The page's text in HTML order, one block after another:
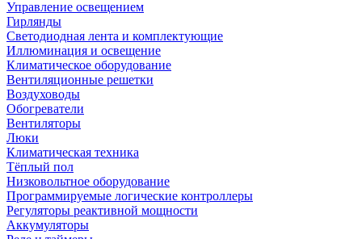
Управление освещением
Гирлянды
Светодиодная лента и комплектующие
Иллюминация и освещение
Климатическое оборудование
Вентиляционные решетки
Воздуховоды
Обогреватели
Вентиляторы
Люки
Климатическая техника
Тёплый пол
Низковольтное оборудование
Программируемые логические контроллеры
Регуляторы реактивной мощности
Аккумуляторы